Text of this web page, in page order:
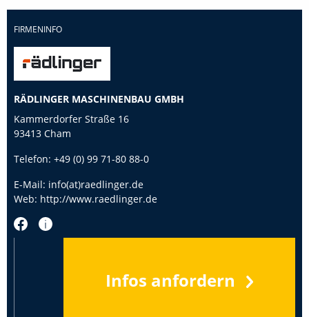
FIRMENINFO
RÄDLINGER MASCHINENBAU GMBH
Kammerdorfer Straße 16
93413 Cham
Telefon: +49 (0) 99 71-80 88-0
E-Mail: info(at)raedlinger.de
Web: http://www.raedlinger.de
Infos anfordern